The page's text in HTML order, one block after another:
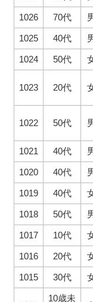
1026 70代
1025 40代
1024 50代
1023 20代
1022 50代
1021 40代
1020 40代
1019 40代
1018 50代
1017 10代
1016 20代
1015 30代
10歳未